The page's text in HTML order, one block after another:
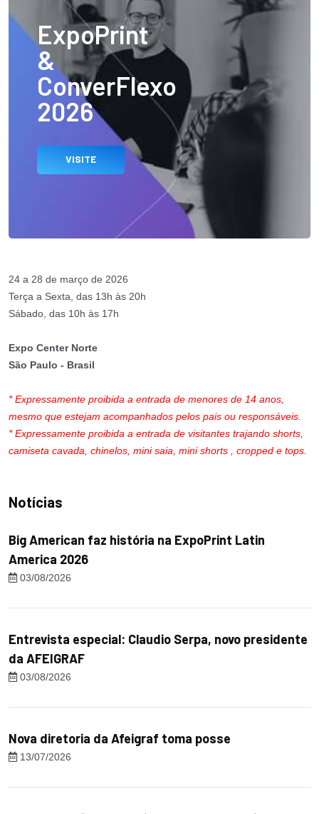
ExpoPrint
&
ConverFlexo
2026
VISITE
24 a 28 de março de 2026
Terça a Sexta, das 13h às 20h
Sábado, das 10h às 17h
Expo Center Norte
São Paulo - Brasil
* Expressamente proibida a entrada de menores de 14 anos,
mesmo que estejam acompanhados pelos pais ou responsáveis.
* Expressamente proibida a entrada de visitantes trajando shorts,
camiseta cavada, chinelos, mini saia, mini shorts , cropped e tops.
Notícias
Big American faz história na ExpoPrint Latin
America 2026
03/08/2026
Entrevista especial: Claudio Serpa, novo presidente
da AFEIGRAF
03/08/2026
Nova diretoria da Afeigraf toma posse
13/07/2026